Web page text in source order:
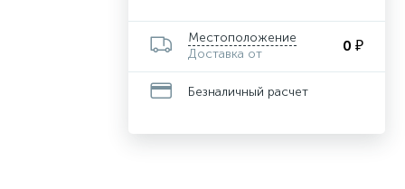
Местоположение
Доставка от
0 ₽
Безналичный расчет